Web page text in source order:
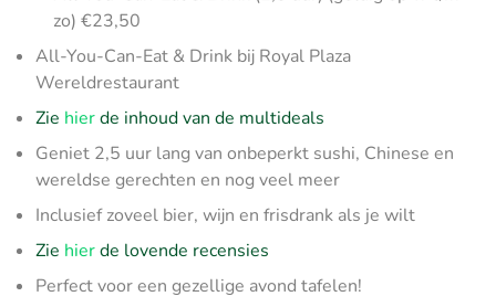
zo) €23,50
All-You-Can-Eat & Drink bij Royal Plaza
Wereldrestaurant
Zie hierde inhoud van de multideals
Geniet 2,5 uur lang van onbeperkt sushi, Chinese en
wereldse gerechten en nog veel meer
Inclusief zoveel bier, wijn en frisdrank als je wilt
Zie hierde lovende recensies
Perfect voor een gezellige avond tafelen!